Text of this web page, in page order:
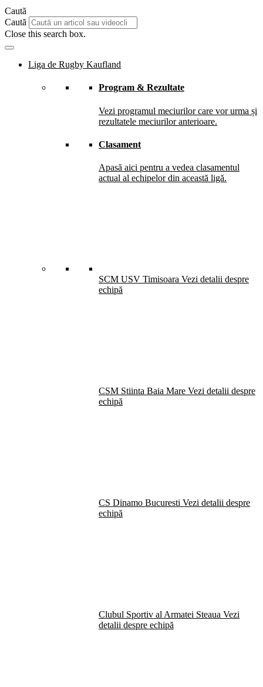
Caută
Caută
Close this search box.
Liga de Rugby Kaufland
Program & Rezultate
Vezi programul meciurilor care vor urma și
rezultatele meciurilor anterioare.
Clasament
Apasă aici pentru a vedea clasamentul
actual al echipelor din această ligă.
SCM USV Timisoara Vezi detalii despre
echipă
CSM Stiinta Baia Mare Vezi detalii despre
echipă
CS Dinamo Bucuresti Vezi detalii despre
echipă
Clubul Sportiv al Armatei Steaua Vezi
detalii despre echipă